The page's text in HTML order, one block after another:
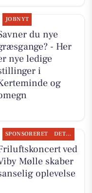
JOBNYT
du nye
- Her
nye ledige
i
og
SPONSORERET DET SKER
ved
Mølle skaber
oplevelse